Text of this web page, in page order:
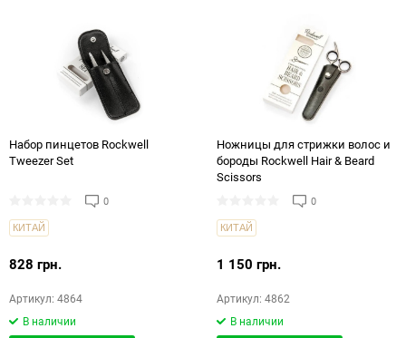
Набор пинцетов Rockwell
Tweezer Set
0
КИТАЙ
828 грн.
Артикул: 4864
В наличии
Ножницы для стрижки волос и
бороды Rockwell Hair & Beard
Scissors
0
КИТАЙ
1 150 грн.
Артикул: 4862
В наличии